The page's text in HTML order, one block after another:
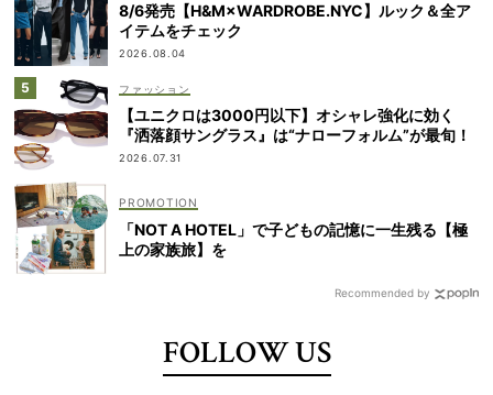
8/6発売【H&M×WARDROBE.NYC】ルック＆全ア
イテムをチェック
2026.08.04
ファッション
【ユニクロは3000円以下】オシャレ強化に効く
『洒落顔サングラス』は“ナローフォルム”が最旬！
2026.07.31
「NOT A HOTEL」で子どもの記憶に一生残る【極
上の家族旅】を
Recommended by
FOLLOW US